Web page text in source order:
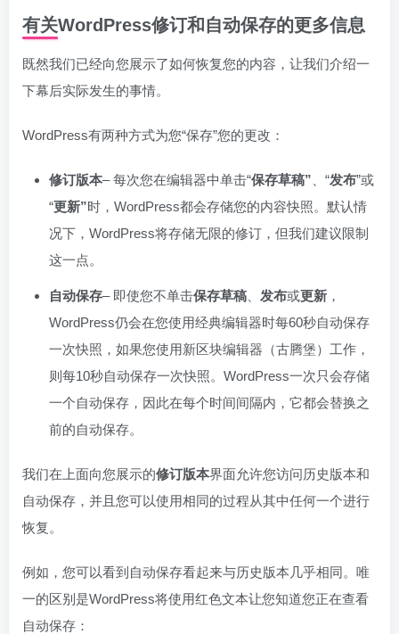
有关WordPress修订和自动保存的更多信息
既然我们已经向您展示了如何恢复您的内容，让我们介绍一
下幕后实际发生的事情。
WordPress有两种方式为您“保存”您的更改：
修订版本– 每次您在编辑器中单击“保存草稿” 、“发布”或
“更新”时，WordPress都会存储您的内容快照。默认情
况下，WordPress将存储无限的修订，但我们建议限制
这一点。
自动保存– 即使您不单击保存草稿 发布或更新 ，
WordPress仍会在您使用经典编辑器时每60秒自动保存
一次快照，如果您使用新区块编辑器（古腾堡）工作，
则每10秒自动保存一次快照。WordPress一次只会存储
一个自动保存，因此在每个时间间隔内，它都会替换之
前的自动保存。
我们在上面向您展示的修订版本界面允许您访问历史版本和
自动保存，并且您可以使用相同的过程从其中任何一个进行
恢复。
例如，您可以看到自动保存看起来与历史版本几乎相同。唯
一的区别是WordPress将使用红色文本让您知道您正在查看
自动保存：